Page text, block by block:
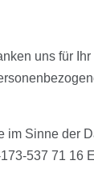
uns für
Sinne der
537 71